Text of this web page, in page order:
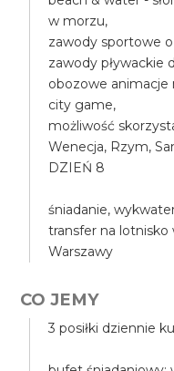
w morzu,
zawody sportowe
zawody pływackie
obozowe animacje
city game,
możliwość
Wenecja, Rzym,
DZIEŃ 8
śniadanie,
transfer na
Warszawy
CO JEMY
3 posiłki dziennie